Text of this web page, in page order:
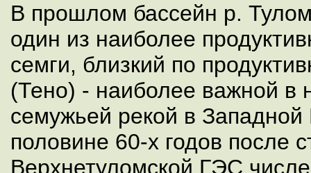
В прошлом бассейн р.
один из наиболее
семги, близкий по
(Тено) - наиболее важной в
семужьей рекой в
половине 60-х годов после
Верхнетуломской ГЭС